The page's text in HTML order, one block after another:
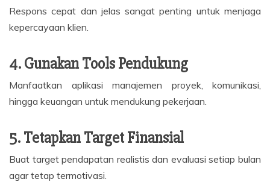
Respons cepat dan jelas sangat penting untuk menjaga
kepercayaan klien.
4. Gunakan Tools Pendukung
Manfaatkan aplikasi manajemen proyek, komunikasi,
hingga keuangan untuk mendukung pekerjaan.
5. Tetapkan Target Finansial
Buat target pendapatan realistis dan evaluasi setiap bulan
agar tetap termotivasi.